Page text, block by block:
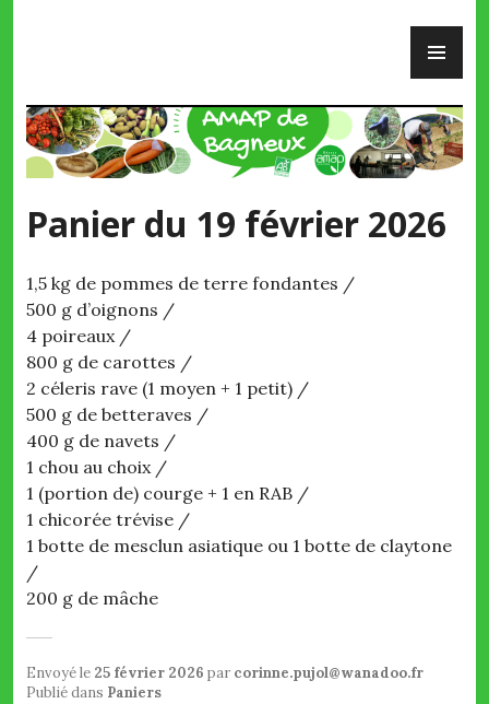
Panier du 19 février 2026
1,5 kg de pommes de terre fondantes /
500 g d’oignons /
4 poireaux /
800 g de carottes /
2 céleris rave (1 moyen + 1 petit) /
500 g de betteraves /
400 g de navets /
1 chou au choix /
1 (portion de) courge + 1 en RAB /
1 chicorée trévise /
1 botte de mesclun asiatique ou 1 botte de claytone
/
200 g de mâche
Envoyé le 25 février 2026 par corinne.pujol@wanadoo.fr
Publié dans Paniers